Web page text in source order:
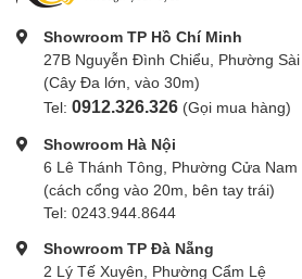
External Power Pack
Compatible
Tổng quan
Display OLED
Off-Camera Terminal No
Showroom TP Hồ Chí Minh
27B Nguyễn Đình Chiểu, Phường
(Cây Đa lớn, vào 30m)
Tel: 0912.326.326 (Gọi mua hàng)
Showroom Hà Nội
6 Lê Thánh Tông, Phường Cửa Nam
(cách cổng vào 20m, bên tay trái)
Tel: 0243.944.8644
Showroom TP Đà Nẵng
2 Lý Tế Xuyên, Phường Cẩm Lệ